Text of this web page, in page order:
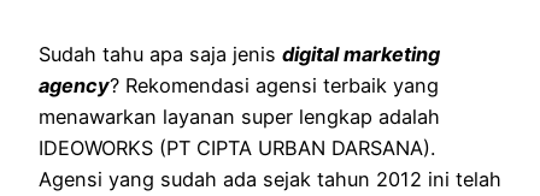
Sudah tahu apa saja jenis digital marketing
agency? Rekomendasi agensi terbaik yang
menawarkan layanan super lengkap adalah
IDEOWORKS (PT CIPTA URBAN DARSANA).
Agensi yang sudah ada sejak tahun 2012 ini telah